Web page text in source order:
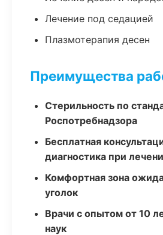
Лечение под седацией
Плазмотерапия десен
Преимущества
Стерильность по
Роспотребнадзора
Бесплатная
диагностика при
Комфортная зона
уголок
Врачи с опытом от 10
наук